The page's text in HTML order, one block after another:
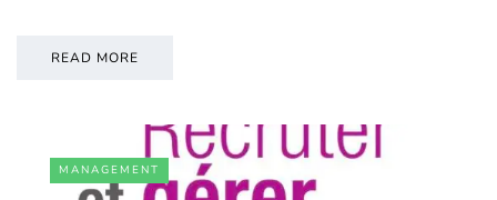
READ MORE
MANAGEMENT